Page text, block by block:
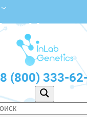
2, Зерноград
с 10:00 до 20:00
работы: Пн-Пт с 10:00
8 (800) 333-